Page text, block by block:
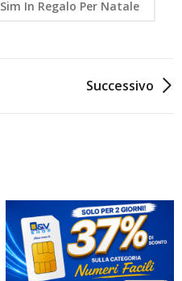
Sim In Regalo Per Natale
Successivo